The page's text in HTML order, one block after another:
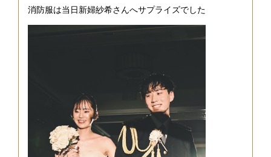
消防服は当日新婦紗希さんへサプライズでした